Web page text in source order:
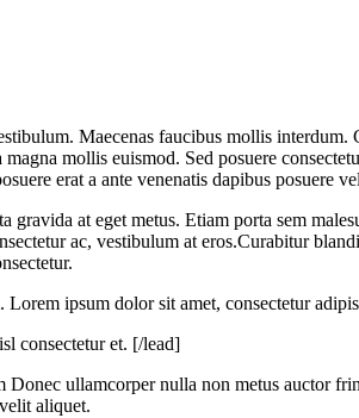
Maecenas faucibus mollis
mollis euismod. Sed posuere
erat a ante venenatis dapibus posuere
at eget metus. Etiam porta sem
ac, vestibulum at eros.Curabitur
ipsum dolor sit amet, consectetur
consectetur et. [/lead]
ullamcorper nulla non metus auctor
aliquet.